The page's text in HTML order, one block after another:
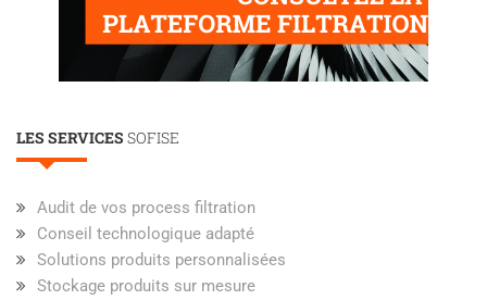
LES SERVICES SOFISE
Audit de vos process filtration
Conseil technologique adapté
Solutions produits personnalisées
Stockage produits sur mesure